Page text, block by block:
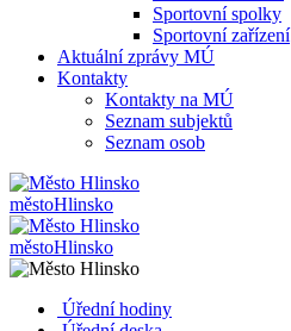
Sportovní spolky
Sportovní zařízení
Aktuální zprávy MÚ
Kontakty
Kontakty na MÚ
Seznam subjektů
Seznam osob
městoHlinsko
městoHlinsko
Úřední hodiny